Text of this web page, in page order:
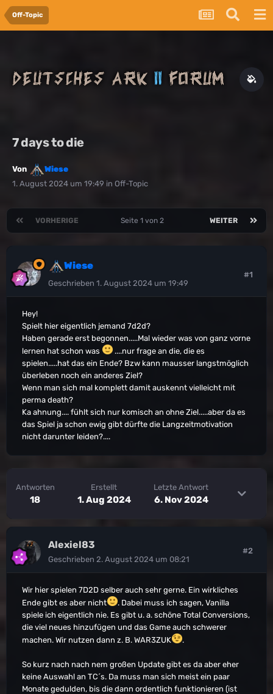
Off-Topic
7 days to die
Von
Wiese
1. August 2024 um 19:49 in Off-Topic
VORHERIGE WEITER
Seite 1 von 2
Wiese
Geschrieben 1. August 2024 um 19:49
#1
Hey!
Spielt hier eigentlich jemand 7d2d?
Haben gerade erst begonnen.....Mal wieder was von ganz vorne
lernen hat schon was
....nur frage an die, die es
spielen.....hat das ein Ende? Bzw kann mausser langstmöglich
überleben noch ein anderes Ziel?
Wenn man sich mal komplett damit auskennt vielleicht mit
perma death?
Ka ahnung.... fühlt sich nur komisch an ohne Ziel.....aber da es
das Spiel ja schon ewig gibt dürfte die Langzeitmotivation
nicht darunter leiden?....
Antworten
18
Erstellt
1. Aug 2024
Letzte Antwort
6. Nov 2024
Alexiel83
Geschrieben 2. August 2024 um 08:21
#2
Wir hier spielen 7D2D selber auch sehr gerne. Ein wirkliches
Ende gibt es aber nicht
. Dabei muss ich sagen, Vanilla
spiele ich eigentlich nie. Es gibt u. a. schöne Total Conversions,
die viel neues hinzufügen und das Game auch schwerer
machen. Wir nutzen dann z. B. WAR3ZUK
.
So kurz nach nach nem großen Update gibt es da aber eher
keine Auswahl an TC´s. Da muss man sich meist ein paar
Monate gedulden, bis die dann ordentlich funktionieren (ist